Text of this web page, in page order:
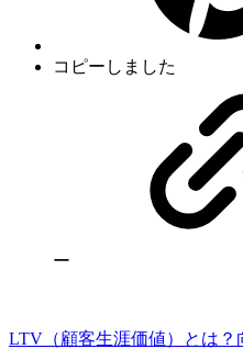
コピーしました
ー
LTV（顧客生涯価値）とは？